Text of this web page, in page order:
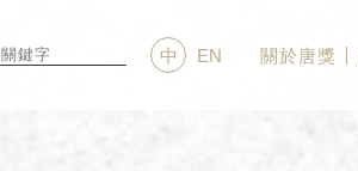
中 EN 關於唐獎